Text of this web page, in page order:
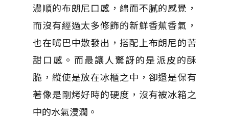
濃順的布朗尼口感，綿而不膩的感覺，
而沒有經過太多修飾的新鮮香蕉香氣，
也在嘴巴中散發出，搭配上布朗尼的苦
甜口感。而最讓人驚訝的是派皮的酥
脆，縱使是放在冰櫃之中，卻還是保有
著像是剛烤好時的硬度，沒有被冰箱之
中的水氣浸潤。